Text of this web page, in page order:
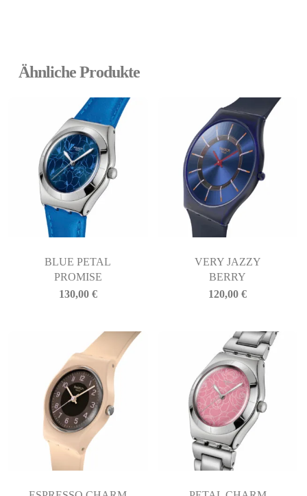
Ähnliche Produkte
BLUE PETAL
PROMISE
130,00 €
VERY JAZZY
BERRY
120,00€